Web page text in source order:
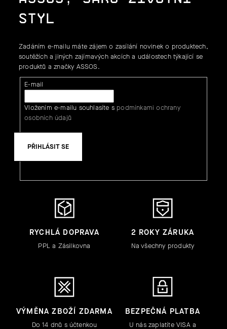
STYL
Zadáním e-mailu máte zájem o zasílání novinek o produktech,
soutěžích a jiných zajímavých akcích a událostech týkající se
produktů a značky ASSOS.
E-mail
Vložením e-mailu souhlasíte s podmínkami ochrany
osobních údajů
PŘIHLÁSIT SE
RYCHLÁ DOPRAVA
PPL a Zásilkovna
2 ROKY ZÁRUKA
Na všechny produkty
VÝMĚNA ZBOŽÍ ZDARMA
Do 14 dnů s účtenkou
BEZPEČNÁ PLATBA
U nás zaplatíte VISA a